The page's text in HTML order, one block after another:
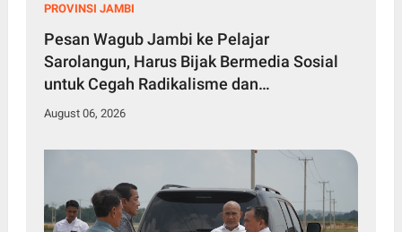
PROVINSI JAMBI
Pesan Wagub Jambi ke Pelajar
Sarolangun, Harus Bijak Bermedia Sosial
untuk Cegah Radikalisme dan
Perundungan
August 06, 2026